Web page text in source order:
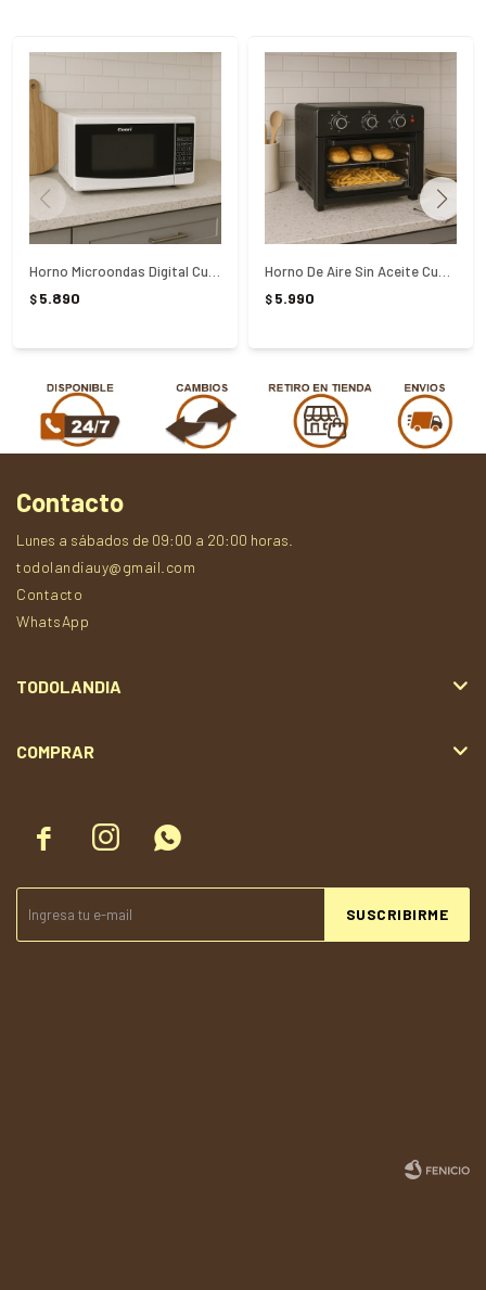
$ 5.890 $ 5.990
  
SUSCRIBIRME
Contacto
Lunes a sábados de 09:00 a 20:00 horas.
todolandiauy@gmail.com
Contacto
WhatsApp
TODOLANDIA
COMPRAR